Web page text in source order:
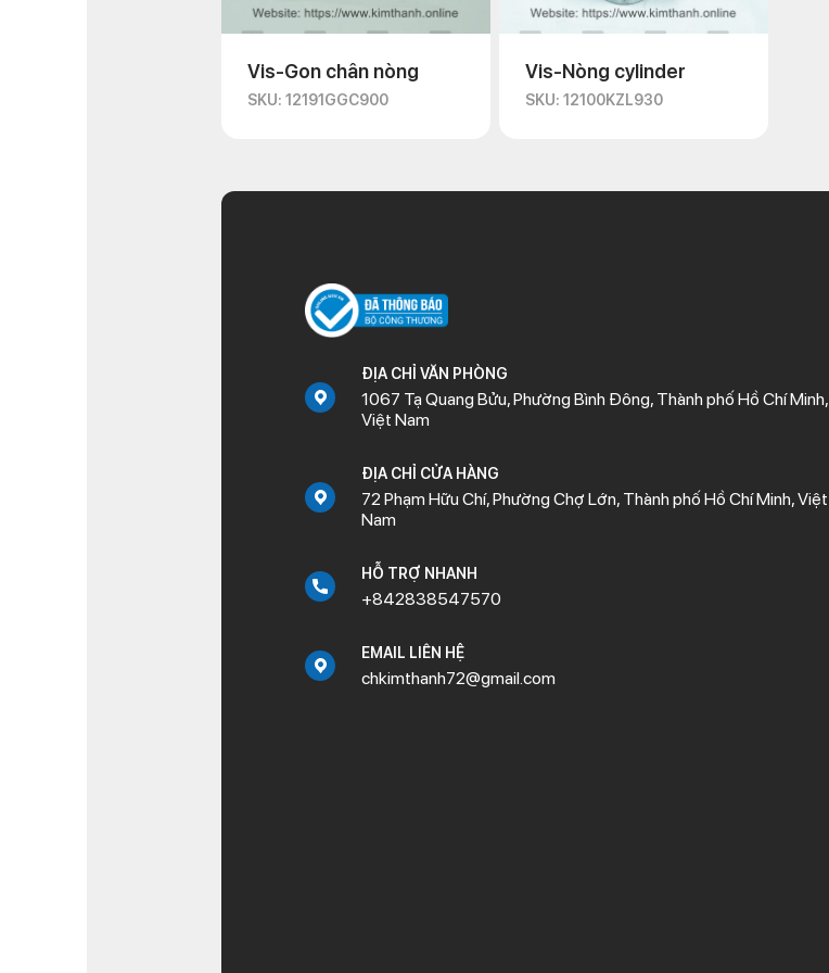
Vis-Gon chân nòng
SKU: 12191GGC900
Vis-Nòng cylinder
SKU: 12100KZL930
ĐỊA CHỈ VĂN PHÒNG
1067 Tạ Quang Bửu, Phường Bình Đông, Thành phố Hồ Chí Minh,
Việt Nam
ĐỊA CHỈ CỬA HÀNG
72 Phạm Hữu Chí, Phường Chợ Lớn, Thành phố Hồ Chí Minh, Việt
Nam
HỖ TRỢ NHANH
+842838547570
EMAIL LIÊN HỆ
chkimthanh72@gmail.com